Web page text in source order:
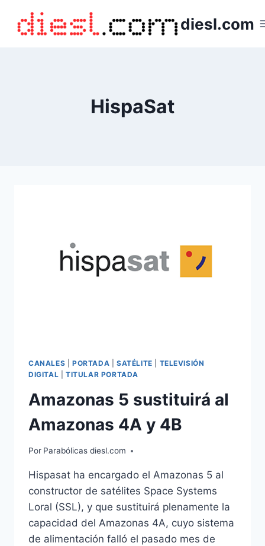
contenido
diesl.com
HispaSat
CANALES PORTADA SATÉLITE
TELEVISIÓN
DIGITAL
TITULAR PORTADA
Amazonas 5 sustituirá al
Amazonas 4A y 4B
Por Parabólicas diesl.com
Hispasat ha encargado el Amazonas 5 al
constructor de satélites Space Systems
Loral (SSL), y que sustituirá plenamente la
capacidad del Amazonas 4A, cuyo sistema
de alimentación falló el pasado mes de